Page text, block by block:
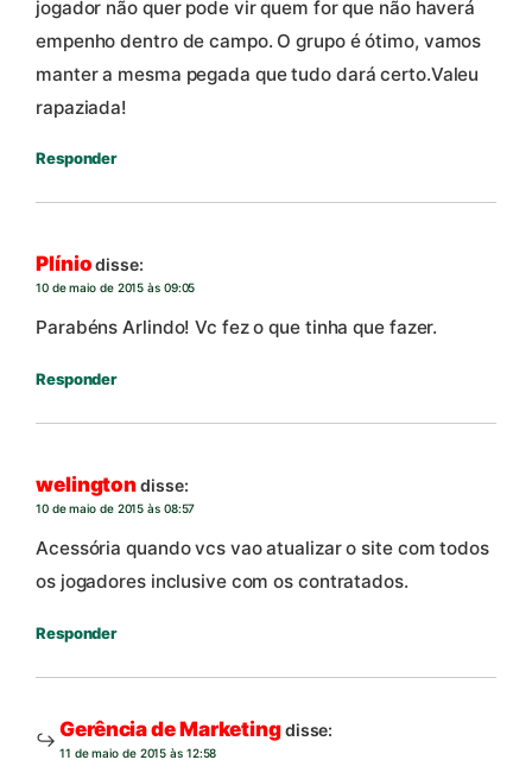
jogador não quer pode vir quem for que não haverá
empenho dentro de campo. O grupo é ótimo, vamos
manter a mesma pegada que tudo dará certo.Valeu
rapaziada!
Responder
Plíniodisse:
10 de maio de 2015 às 09:05
Parabéns Arlindo! Vc fez o que tinha que fazer.
Responder
welingtondisse:
10 de maio de 2015 às 08:57
Acessória quando vcs vao atualizar o site com todos
os jogadores inclusive com os contratados.
Responder
Gerência de Marketingdisse:
11 de maio de 2015 às 12:58